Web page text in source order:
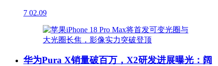
7 02.09
华为Pura X销量破百万，X2研发进展曝光：阔